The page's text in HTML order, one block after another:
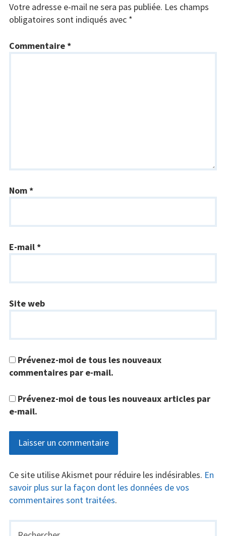
Votre adresse e-mail ne sera pas publiée. Les champs
obligatoires sont indiqués avec *
Commentaire*
Nom*
E-mail*
Site web
Prévenez-moi de tous les nouveaux
commentaires par e-mail.
Prévenez-moi de tous les nouveaux articles par
e-mail.
Ce site utilise Akismet pour réduire les indésirables. En
savoir plus sur la façon dont les données de vos
commentaires sont traitées.
BARRE
Rechercher :